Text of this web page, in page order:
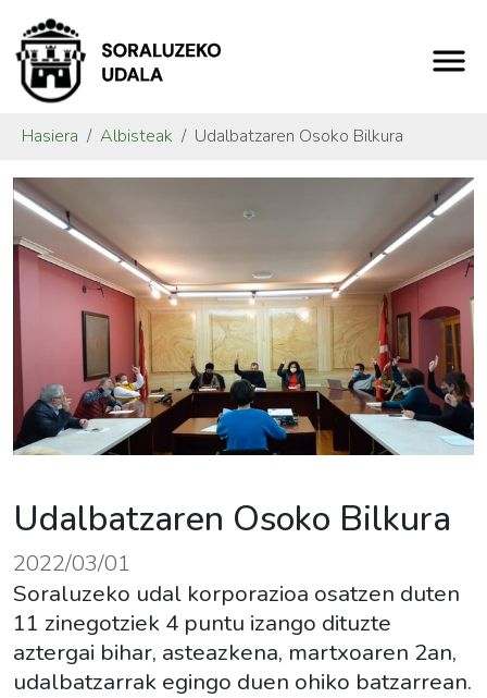
Hasiera Albisteak Udalbatzaren Osoko Bilkura
Udalbatzaren Osoko Bilkura
2022/03/01
Soraluzeko udal korporazioa osatzen duten
11 zinegotziek 4 puntu izango dituzte
aztergai bihar, asteazkena, martxoaren 2an,
udalbatzarrak egingo duen ohiko batzarrean.